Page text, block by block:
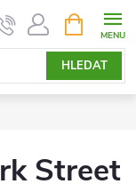
HLEDAT
NÁKUPNÍ
KOŠÍK
Street